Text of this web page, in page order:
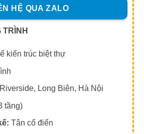
HỆ QUA ZALO
TRÌNH
kiến trúc biệt thự
Long Biên, Hà Nội
tầng)
Tân cổ điển